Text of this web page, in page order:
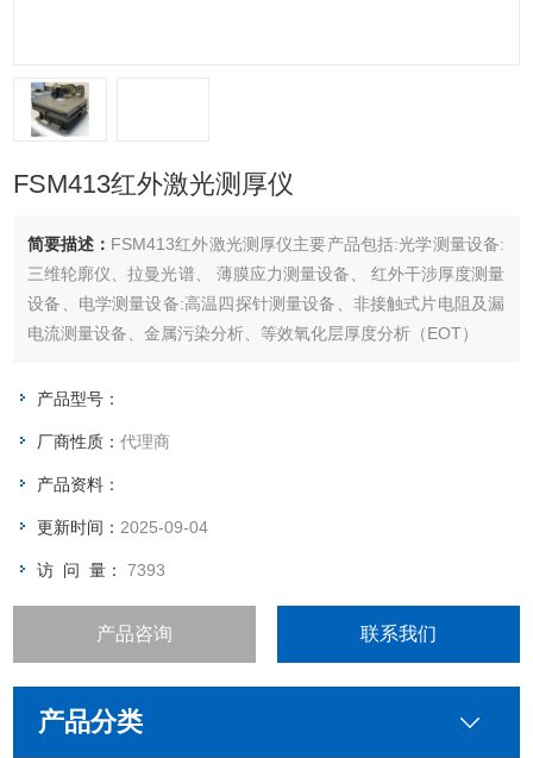
FSM413红外激光测厚仪
简要描述： FSM413红外激光测厚仪主要产品包括:光学测量设备:
三维轮廓仪、拉曼光谱、 薄膜应力测量设备、 红外干涉厚度测量
设备、电学测量设备:高温四探针测量设备、非接触式片电阻及漏
电流测量设备、金属污染分析、等效氧化层厚度分析（EOT）
产品型号：
厂商性质：代理商
产品资料：
更新时间： 2025-09-04
访 问 量：7393
产品咨询 联系我们
产品分类